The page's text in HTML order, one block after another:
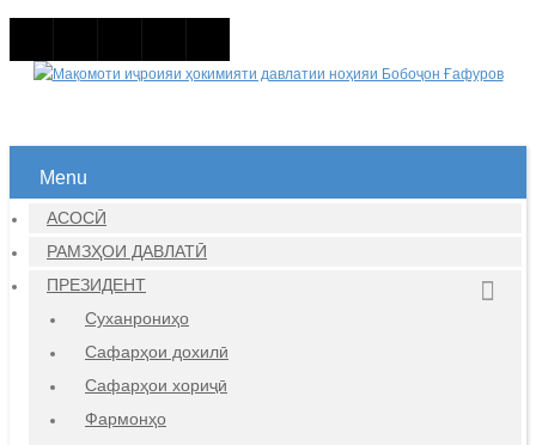
Menu
АСОСӢ
РАМЗҲОИ ДАВЛАТӢ
ПРЕЗИДЕНТ
Суханрониҳо
Сафарҳои дохилӣ
Сафарҳои хориҷӣ
Фармонҳо